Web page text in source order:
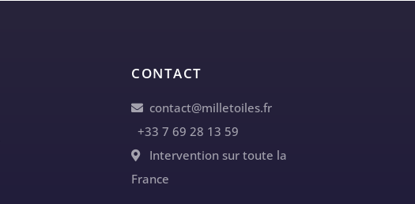
CONTACT
contact@milletoiles.fr
+33 7 69 28 13 59
Intervention sur toute la
France